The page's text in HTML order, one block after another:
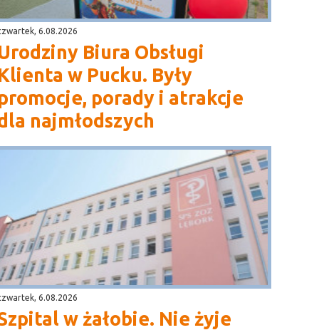
6.08.2026
Biura Obsługi
w Pucku. Były
porady i atrakcje
najmłodszych
6.08.2026
w żałobie. Nie żyje